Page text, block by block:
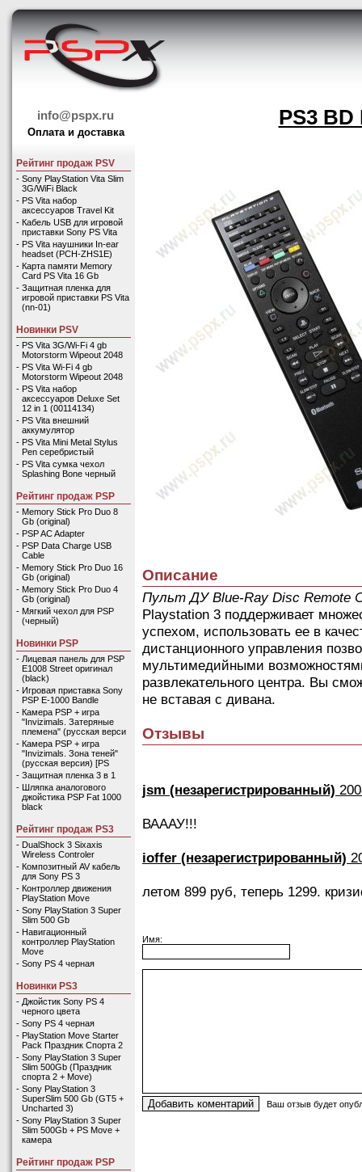
info@pspx.ru
Оплата и доставка
Рейтинг продаж PSV
- Sony PlayStation Vita Slim
3G/WiFi Black
- PS Vita набор
аксессуаров Travel Kit
- Кабель USB для игровой
приставки Sony PS Vita
- PS Vita наушники In-ear
headset (PCH-ZHS1E)
- Карта памяти Memory
Card PS Vita 16 Gb
- Защитная пленка для
игровой приставки PS Vita
(nn-01)
Новинки PSV
- PS Vita 3G/Wi-Fi 4 gb
Motorstorm Wipeout 2048
- PS Vita Wi-Fi 4 gb
Motorstorm Wipeout 2048
- PS Vita набор
аксессуаров Deluxe Set
12 in 1 (00114134)
- PS Vita внешний
аккумулятор
- PS Vita Mini Metal Stylus
Pen серебристый
- PS Vita сумка чехол
Splashing Bone черный
Рейтинг продаж PSP
- Memory Stick Pro Duo 8
Gb (original)
- PSP AC Adapter
- PSP Data Charge USB
Cable
- Memory Stick Pro Duo 16
Gb (original)
- Memory Stick Pro Duo 4
Gb (original)
- Мягкий чехол для PSP
(черный)
Новинки PSP
- Лицевая панель для PSP
E1008 Street оригинал
(black)
- Игровая приставка Sony
PSP E-1000 Bandle
- Камера PSP + игра
"Invizimals. Затеряные
племена" (русская верси
- Камера PSP + игра
"Invizimals. Зона теней"
(русская версия) [PS
- Защитная пленка 3 в 1
- Шляпка аналогового
джойстика PSP Fat 1000
black
Рейтинг продаж PS3
- DualShock 3 Sixaxis
Wireless Controler
- Композитный AV кабель
для Sony PS 3
- Контроллер движения
PlayStation Move
- Sony PlayStation 3 Super
Slim 500 Gb
- Навигационный
контроллер PlayStation
Move
- Sony PS 4 черная
Новинки PS3
- Джойстик Sony PS 4
черного цвета
- Sony PS 4 черная
- PlayStation Move Starter
Pack Праздник Спорта 2
- Sony PlayStation 3 Super
Slim 500Gb (Праздник
спорта 2 + Move)
- Sony PlayStation 3
SuperSlim 500 Gb (GT5 +
Uncharted 3)
- Sony PlayStation 3 Super
Slim 500Gb + PS Move +
камера
Рейтинг продаж PSP
PS3
Описание
Пульт ДУ Blue-Ray Disc Remote
Playstation 3 поддерживает
успехом, использовать ее в
дистанционного управления
мультимедийными
развлекательного центра. Вы
не вставая с дивана.
Отзывы
jsm (незарегистрированный)
ВАААУ!!!
ioffer (незарегистрированный)
летом 899 руб, теперь 1299.
Имя:
Ваш отзыв будет